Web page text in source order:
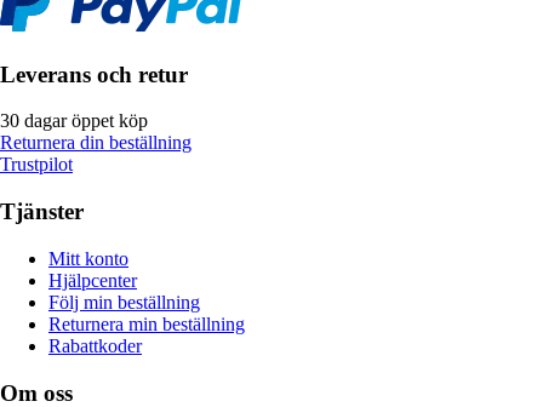
Leverans och retur
30 dagar öppet köp
Returnera din beställning
Trustpilot
Tjänster
Mitt konto
Hjälpcenter
Följ min beställning
Returnera min beställning
Rabattkoder
Om oss